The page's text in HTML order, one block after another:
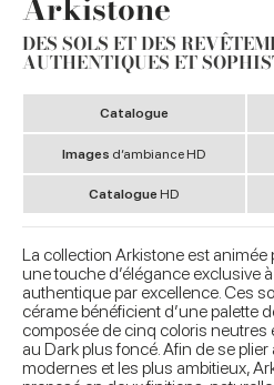
DES SOLS ET DES
AUTHENTIQUES ET
Catalogue
Images d’ambiance HD
Catalogue HD
La collection Arkistone est animée
une touche d’élégance exclusive
authentique par excellence. Ces
cérame bénéficient d’une palette
composée de cinq coloris neutres
au Dark plus foncé. Afin de se
modernes et les plus ambitieux,